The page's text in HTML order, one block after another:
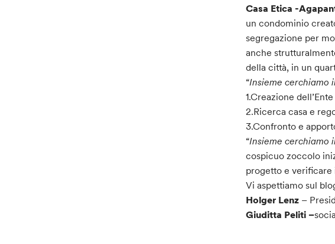
Casa Etica -
un condominio
segregazione per
anche
della città, in un
“Insieme cerchiamo
1.Creazione
2.Ricerca casa e
3.Confronto e
“Insieme cerchiamo
cospicuo zoccolo
progetto e verificare
Vi aspettiamo sul
Holger Lenz –
Giuditta Peliti –